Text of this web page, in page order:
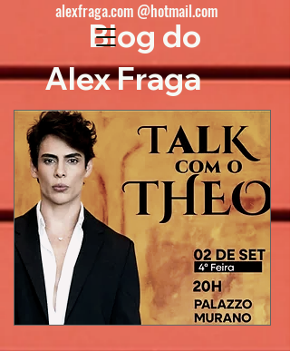
Blog do
Alex Fraga
alexfraga.com @hotmail.com